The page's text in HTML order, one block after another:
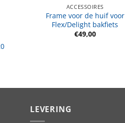
ACCESSOIRES
Frame voor de huif voor
Flex/Delight bakfiets
€49,00
LEVERING